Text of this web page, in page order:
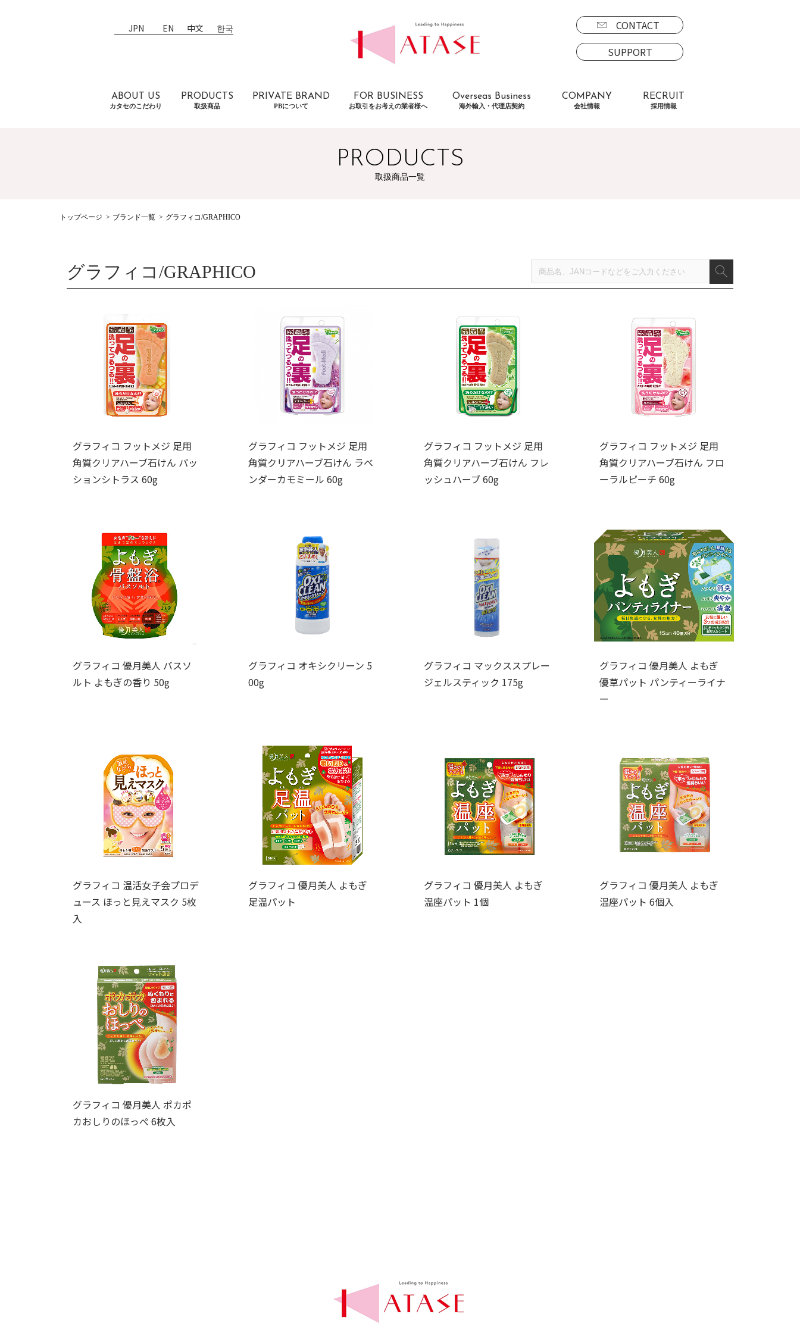
JPN EN 中文 한국
CONTACT
SUPPORT
ABOUT US
カタセのこだわり
PRODUCTS
取扱商品
PRIVATE BRAND
PBについて
FOR BUSINESS
お取引をお考えの業者様へ
Overseas Business
海外輸入・代理店契約
COMPANY
会社情報
RECRUIT
採用情報
PRODUCTS
取扱商品一覧
トップページ ブランド一覧 グラフィコ/GRAPHICO
グラフィコ/GRAPHICO
グラフィコ フットメジ 足用
角質クリアハーブ石けん パッ
ションシトラス 60g
グラフィコ フットメジ 足用
角質クリアハーブ石けん ラベ
ンダーカモミール 60g
グラフィコ フットメジ 足用
角質クリアハーブ石けん フレ
ッシュハーブ 60g
グラフィコ フットメジ 足用
角質クリアハーブ石けん フロ
ーラルピーチ 60g
グラフィコ 優月美人 バスソ
ルト よもぎの香り 50g
グラフィコ オキシクリーン 5
00g
グラフィコ マックススプレー
ジェルスティック 175g
グラフィコ 優月美人 よもぎ
優草パット パンティーライナ
ー
グラフィコ 温活女子会プロデ
ュース ほっと見えマスク 5枚
入
グラフィコ 優月美人 よもぎ
足温パット
グラフィコ 優月美人 よもぎ
温座パット 1個
グラフィコ 優月美人 よもぎ
温座パット 6個入
グラフィコ 優月美人 ポカポ
カおしりのほっぺ 6枚入